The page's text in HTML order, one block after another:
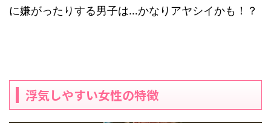
に嫌がったりする男子は…かなりアヤシイかも！？
浮気しやすい女性の特徴